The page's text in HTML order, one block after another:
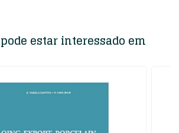
estar interessado em